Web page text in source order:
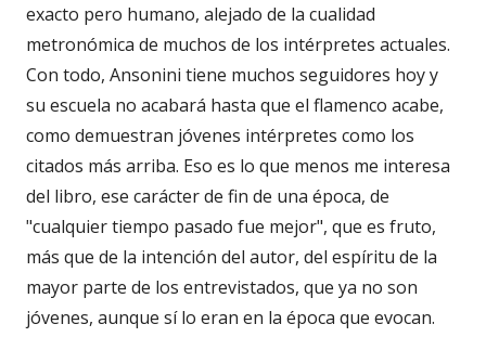
exacto pero humano, alejado de la cualidad
metronómica de muchos de los intérpretes actuales.
Con todo, Ansonini tiene muchos seguidores hoy y
su escuela no acabará hasta que el flamenco acabe,
como demuestran jóvenes intérpretes como los
citados más arriba. Eso es lo que menos me interesa
del libro, ese carácter de fin de una época, de
"cualquier tiempo pasado fue mejor", que es fruto,
más que de la intención del autor, del espíritu de la
mayor parte de los entrevistados, que ya no son
jóvenes, aunque sí lo eran en la época que evocan.